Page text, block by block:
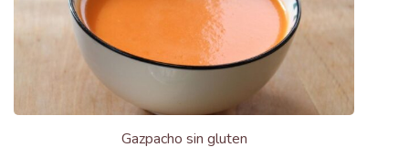
Gazpacho sin gluten